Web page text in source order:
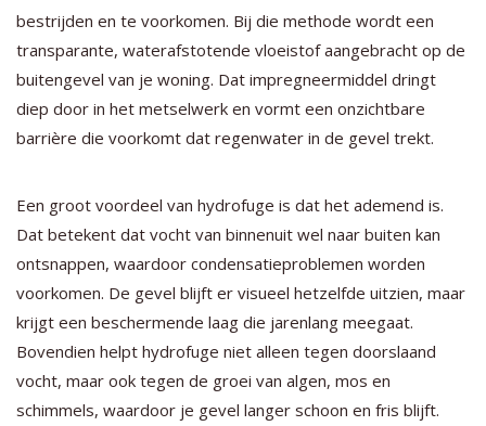
bestrijden en te voorkomen. Bij die methode wordt een
transparante, waterafstotende vloeistof aangebracht op de
buitengevel van je woning. Dat impregneermiddel dringt
diep door in het metselwerk en vormt een onzichtbare
barrière die voorkomt dat regenwater in de gevel trekt.
Een groot voordeel van hydrofuge is dat het ademend is.
Dat betekent dat vocht van binnenuit wel naar buiten kan
ontsnappen, waardoor condensatieproblemen worden
voorkomen. De gevel blijft er visueel hetzelfde uitzien, maar
krijgt een beschermende laag die jarenlang meegaat.
Bovendien helpt hydrofuge niet alleen tegen doorslaand
vocht, maar ook tegen de groei van algen, mos en
schimmels, waardoor je gevel langer schoon en fris blijft.